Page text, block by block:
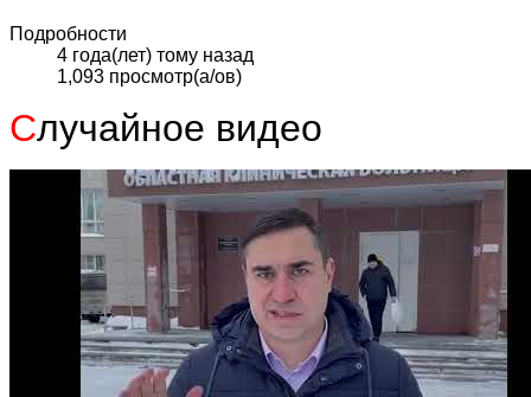
Подробности
4 года(лет) тому назад
1,093 просмотр(а/ов)
Случайное видео